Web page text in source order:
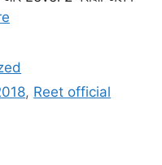
, Reet official